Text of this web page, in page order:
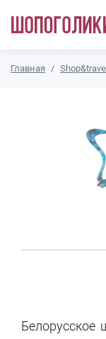
Главная Shop&travel
Белорусское